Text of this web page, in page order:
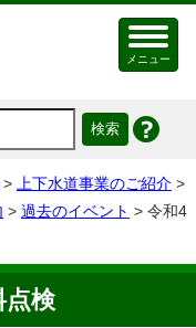
メニュー
> 上下水道事業のご紹介 >
> 過去のイベント > 令和4
点検